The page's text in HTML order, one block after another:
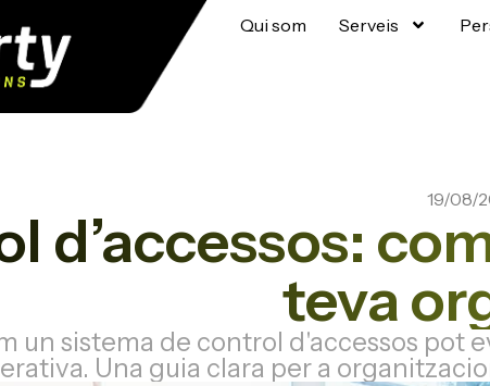
Qui som Serveis
19/08/
d’accessos:
teva
un sistema de control d'accessos pot
Una guia clara per a